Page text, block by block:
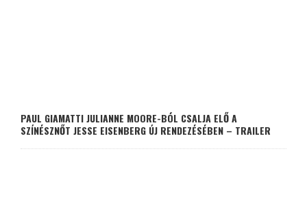
PAUL GIAMATTI JULIANNE MOORE-BÓL CSALJA ELŐ A
SZÍNÉSZNŐT JESSE EISENBERG ÚJ RENDEZÉSÉBEN – TRAILER